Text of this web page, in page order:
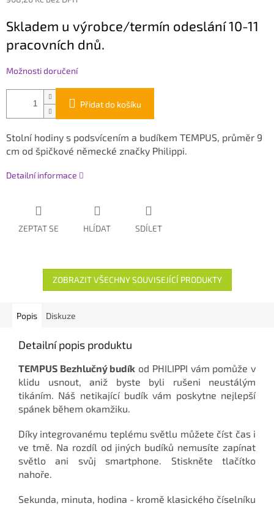
cena:
Skladem u výrobce/termín odeslání 10-11
pracovních dnů.
Možnosti doručení
Přidat do košíku
Stolní hodiny s podsvícením a budíkem TEMPUS, průměr 9
cm od špičkové německé značky Philippi.
Detailní informace
ZEPTAT SE HLÍDAT SDÍLET
ZOBRAZIT VŠECHNY SOUVISEJÍCÍ PRODUKTY
Popis Diskuze
Detailní popis produktu
TEMPUS Bezhlučný budík od PHILIPPI vám pomůže v
klidu usnout, aniž byste byli rušeni neustálým
tikáním. Náš netikající budík vám poskytne nejlepší
spánek během okamžiku.
Díky integrovanému teplému světlu můžete číst čas i
ve tmě. Na rozdíl od jiných budíků nemusíte zapínat
světlo ani svůj smartphone. Stiskněte tlačítko
nahoře.
Sekunda, minuta, hodina - kromě klasického číselníku